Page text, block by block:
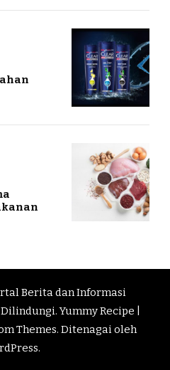
Berita dan Informasi
Dilindungi.Yummy Recipe |
Themes. Ditenagai oleh
.